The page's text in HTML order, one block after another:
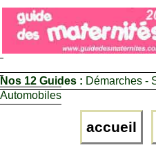
Nos 12 Guides : Démarches -
Automobiles
accueil